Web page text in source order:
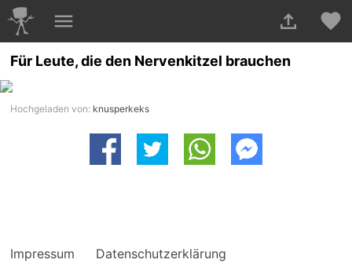
Für Leute, die den Nervenkitzel brauchen
Hochgeladen von: knusperkeks
Impressum Datenschutzerklärung